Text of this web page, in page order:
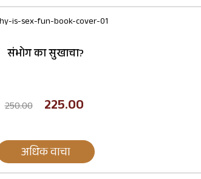
संभोग का सुखाचा?
250.00 225.00
अधिक वाचा